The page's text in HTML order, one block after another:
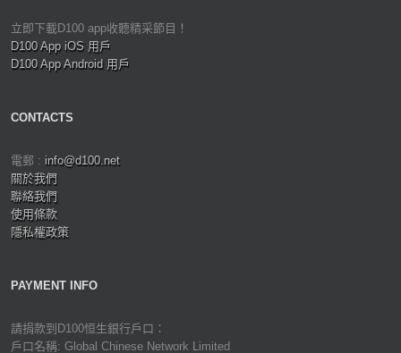
立即下載D100 app收聽精采節目！
D100 App iOS 用戶
D100 App Android 用戶
CONTACTS
電郵 : info@d100.net
關於我們
聯絡我們
使用條款
隱私權政策
PAYMENT INFO
請捐款到D100恒生銀行戶口：
戶口名稱: Global Chinese Network Limited